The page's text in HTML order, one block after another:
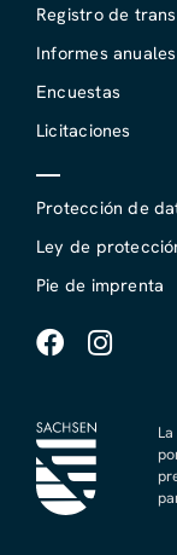
Registro de
Informes
Encuestas
Licitaciones
Protección de
Ley de
Pie de imprenta